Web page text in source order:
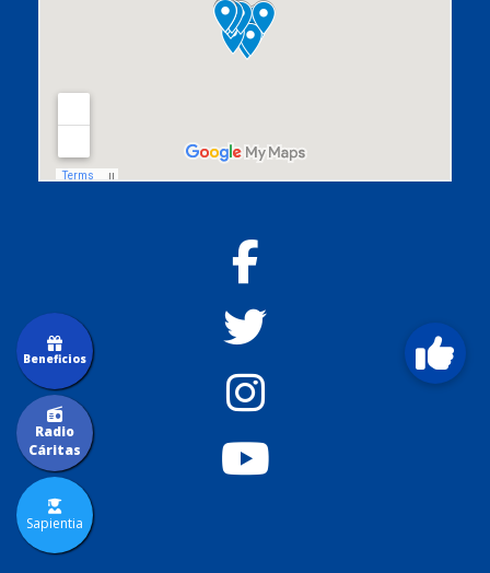
Sapientia
Radio
Cáritas
Beneficios